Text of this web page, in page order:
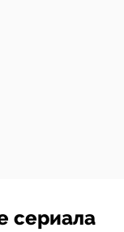
сериала